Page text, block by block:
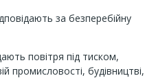
за безперебійну
повітря під тиском,
промисловості, будівництві,